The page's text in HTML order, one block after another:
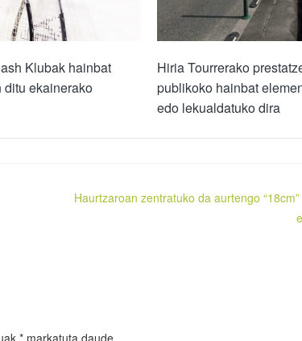
Klubak hainbat
ditu ekainerako
Hiria Tourrerako
publikoko hainbat
edo lekualdatuko dira
Haurtzaroan zentratuko da aurtengo